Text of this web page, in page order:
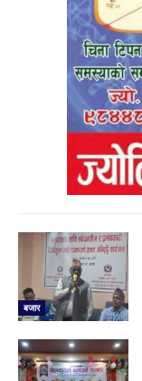
बजार